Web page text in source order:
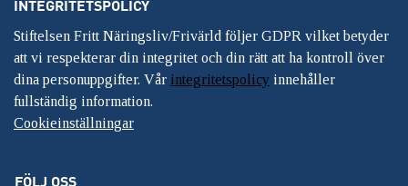
INTEGRITETSPOLICY
Stiftelsen Fritt Näringsliv/Frivärld följer GDPR vilket betyder
att vi respekterar din integritet och din rätt att ha kontroll över
dina personuppgifter. Vår integritetspolicy innehåller
fullständig information.
Cookieinställningar
FÖLJ OSS